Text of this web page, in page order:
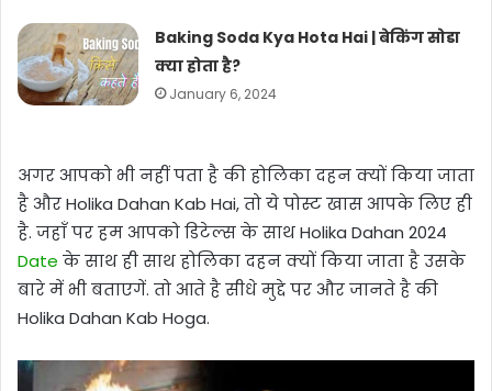
Baking Soda Kya Hota Hai | बेकिंग सोडा
क्या होता है?
January 6, 2024
अगर आपको भी नहीं पता है की होलिका दहन क्यों किया जाता
है और Holika Dahan Kab Hai, तो ये पोस्ट खास आपके लिए ही
है. जहाँ पर हम आपको डिटेल्स के साथ Holika Dahan 2024
Date के साथ ही साथ होलिका दहन क्यों किया जाता है उसके
बारे में भी बताएगें. तो आते है सीधे मुद्दे पर और जानते है की
Holika Dahan Kab Hoga.